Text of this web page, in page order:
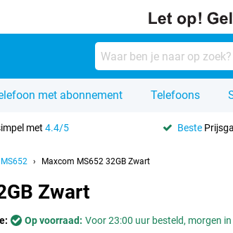
met abonnement Telefoons
met4.4/5 Beste
Maxcom MS652 32GB Zwart
Zwart
Op voorraad: Voor 23:00 uur besteld, morgen